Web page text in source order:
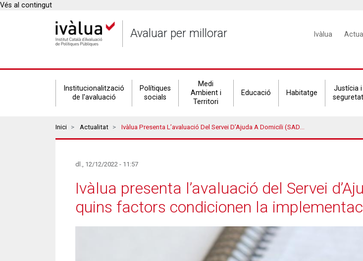
Vés al contingut
Avaluar per millorar
Main
Ivàlua
Secondary
navigation
Institucionalització
de l'avaluació
Polítiques
socials
Medi
Ambient i
Territori
Educació Habitatge
Justícia i
seguretat
Breadcrumbs
Inici Actualitat Ivàlua Presenta L’avaluació Del Servei D’Ajuda A Domicili (SAD) Que Analitza Quins Factors Condicionen La Implementació Del Servei Als Territoris
dl., 12/12/2022 - 11:57
Ivàlua presenta l’avaluació del Servei
quins factors condicionen la